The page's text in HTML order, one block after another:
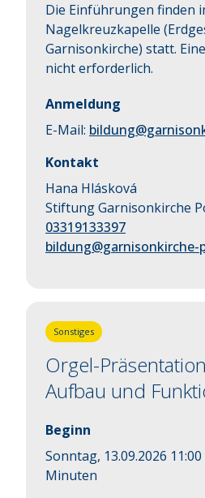
Die Einführungen finden
Nagelkreuzkapelle
Garnisonkirche) statt.
nicht erforderlich.
Anmeldung
E-Mail:
Kontakt
Hana Hlásková
Stiftung Garnisonkirche
03319133397
bildung@garnisonkirche-
Sonstiges
Orgel-
Aufbau und
Beginn
Sonntag, 13.09.2026
Minuten